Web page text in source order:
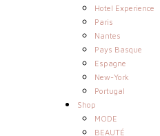
Hotel Experience
Paris
Nantes
Pays Basque
Espagne
New-York
Portugal
Shop
MODE
BEAUTÉ